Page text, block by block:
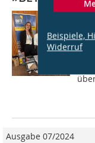
Beispiele,
Widerruf
Ausgabe 07/2024